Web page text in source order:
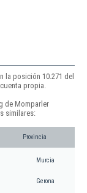
la posición 10.271 del
propia.
de Momparler
similares:
Provincia
Murcia
Gerona